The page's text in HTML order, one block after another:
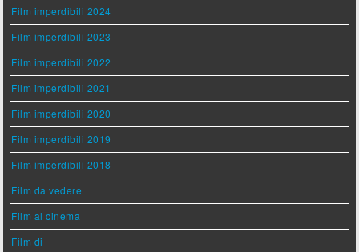
Film imperdibili 2024
Film imperdibili 2023
Film imperdibili 2022
Film imperdibili 2021
Film imperdibili 2020
Film imperdibili 2019
Film imperdibili 2018
Film da vedere
Film al cinema
Film di